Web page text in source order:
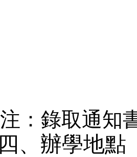
注：錄取通知
四、辦學地點